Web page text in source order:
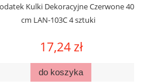
Kulki Dekoracyjne Czerwone 40
cm LAN-103C 4 sztuki
17,24 zł
do koszyka